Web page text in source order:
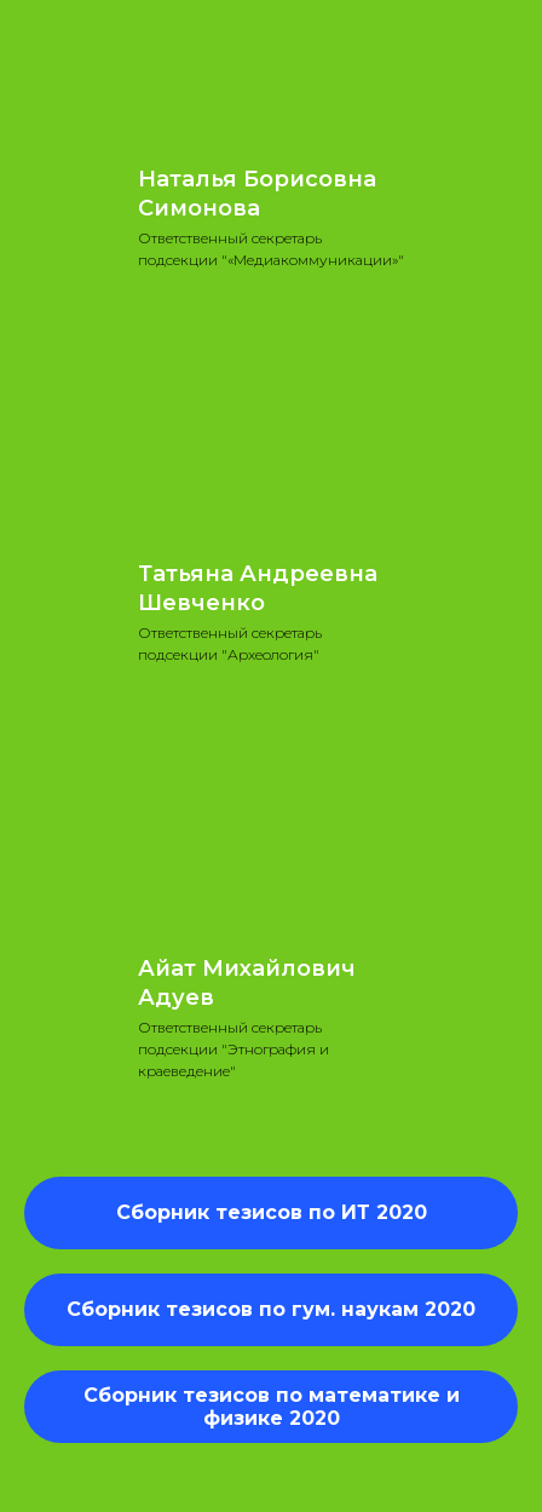
Наталья Борисовна
Симонова
Ответственный секретарь
подсекции "«Медиакоммуникации»"
Татьяна Андреевна
Шевченко
Ответственный секретарь
подсекции "Археология"
Айат Михайлович
Адуев
Ответственный секретарь
подсекции "Этнография и
краеведение"
Сборник тезисов по ИТ 2020
Сборник тезисов по гум. наукам 2020
Сборник тезисов по математике и
физике 2020